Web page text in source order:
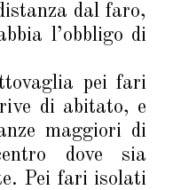
dal faro,
l’obbligo di
pei fari
di abitato, e
maggiori di
dove sia
Pei fari isolati